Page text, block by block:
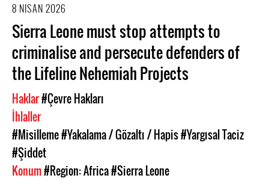
8 NISAN 2026
Sierra Leone must stop attempts to
criminalise and persecute defenders of
the Lifeline Nehemiah Projects
Haklar#Çevre Hakları
İhlaller
#Misilleme#Yakalama / Gözaltı / Hapis#Yargısal Taciz
#Şiddet
Konum#Region: Africa#Sierra Leone